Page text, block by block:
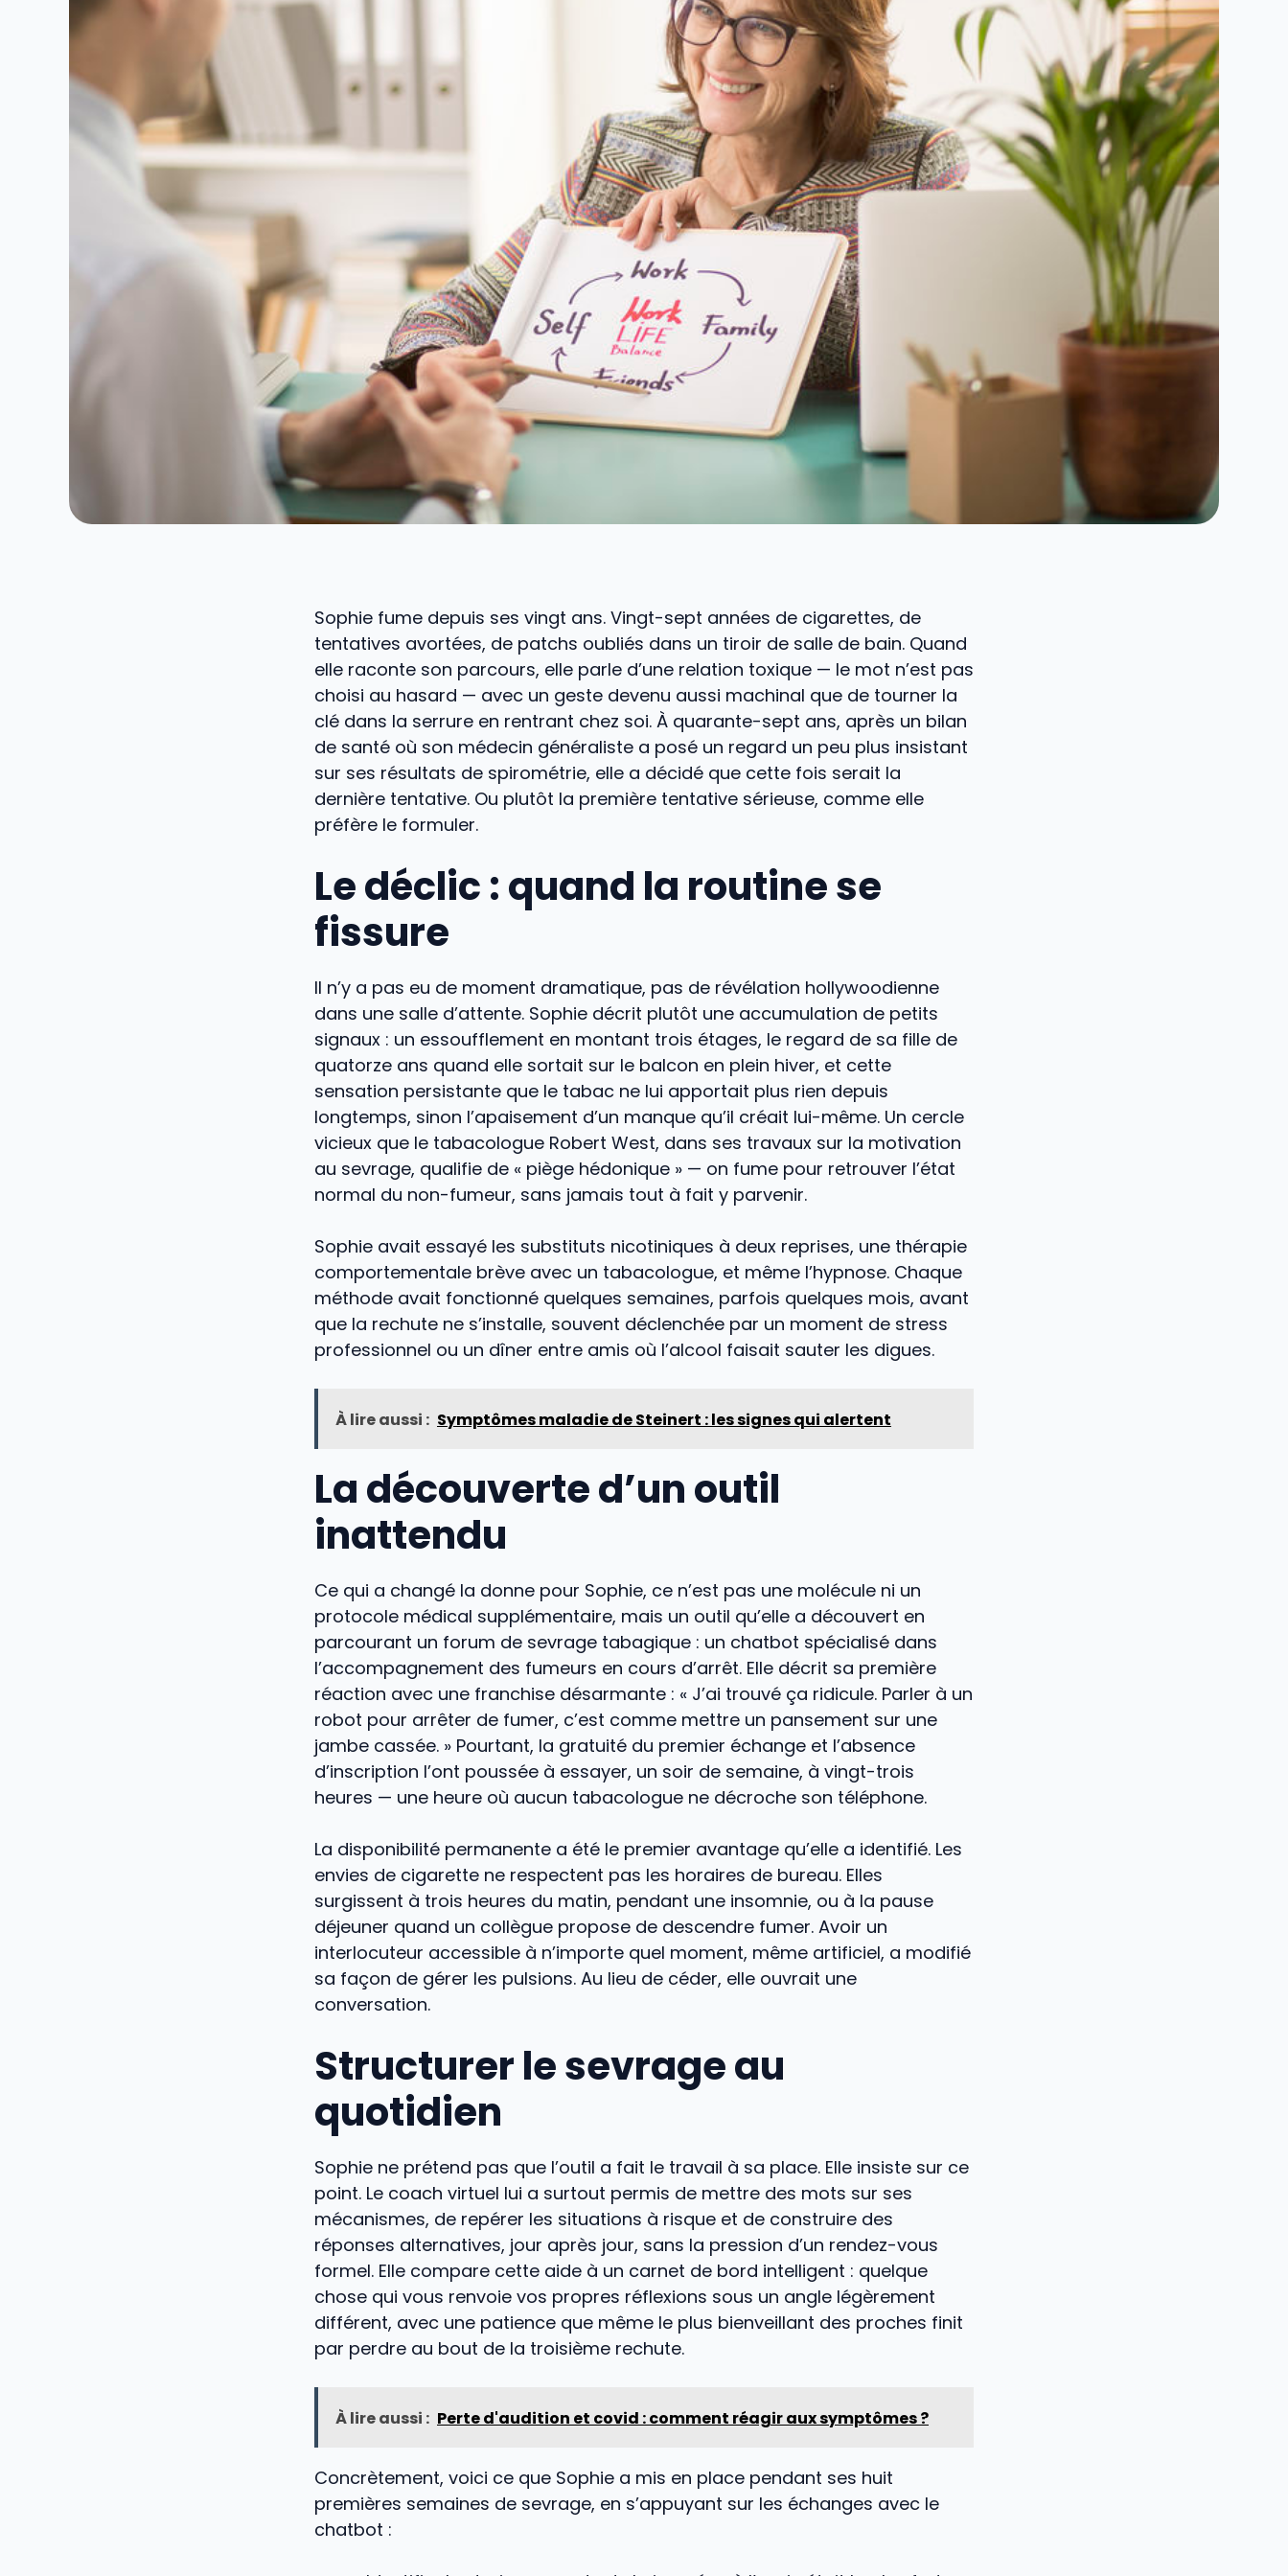
Sophie fume depuis ses vingt ans. Vingt-sept années de cigarettes, de
tentatives avortées, de patchs oubliés dans un tiroir de salle de bain. Quand
elle raconte son parcours, elle parle d’une relation toxique — le mot n’est pas
choisi au hasard — avec un geste devenu aussi machinal que de tourner la
clé dans la serrure en rentrant chez soi. À quarante-sept ans, après un bilan
de santé où son médecin généraliste a posé un regard un peu plus insistant
sur ses résultats de spirométrie, elle a décidé que cette fois serait la
dernière tentative. Ou plutôt la première tentative sérieuse, comme elle
préfère le formuler.
Le déclic : quand la routine se
fissure
Il n’y a pas eu de moment dramatique, pas de révélation hollywoodienne
dans une salle d’attente. Sophie décrit plutôt une accumulation de petits
signaux : un essoufflement en montant trois étages, le regard de sa fille de
quatorze ans quand elle sortait sur le balcon en plein hiver, et cette
sensation persistante que le tabac ne lui apportait plus rien depuis
longtemps, sinon l’apaisement d’un manque qu’il créait lui-même. Un cercle
vicieux que le tabacologue Robert West, dans ses travaux sur la motivation
au sevrage, qualifie de « piège hédonique » — on fume pour retrouver l’état
normal du non-fumeur, sans jamais tout à fait y parvenir.
Sophie avait essayé les substituts nicotiniques à deux reprises, une thérapie
comportementale brève avec un tabacologue, et même l’hypnose. Chaque
méthode avait fonctionné quelques semaines, parfois quelques mois, avant
que la rechute ne s’installe, souvent déclenchée par un moment de stress
professionnel ou un dîner entre amis où l’alcool faisait sauter les digues.
À lire aussi : Symptômes maladie de Steinert : les signes qui alertent
La découverte d’un outil
inattendu
Ce qui a changé la donne pour Sophie, ce n’est pas une molécule ni un
protocole médical supplémentaire, mais un outil qu’elle a découvert en
parcourant un forum de sevrage tabagique : un chatbot spécialisé dans
l’accompagnement des fumeurs en cours d’arrêt. Elle décrit sa première
réaction avec une franchise désarmante : « J’ai trouvé ça ridicule. Parler à un
robot pour arrêter de fumer, c’est comme mettre un pansement sur une
jambe cassée. » Pourtant, la gratuité du premier échange et l’absence
d’inscription l’ont poussée à essayer, un soir de semaine, à vingt-trois
heures — une heure où aucun tabacologue ne décroche son téléphone.
La disponibilité permanente a été le premier avantage qu’elle a identifié. Les
envies de cigarette ne respectent pas les horaires de bureau. Elles
surgissent à trois heures du matin, pendant une insomnie, ou à la pause
déjeuner quand un collègue propose de descendre fumer. Avoir un
interlocuteur accessible à n’importe quel moment, même artificiel, a modifié
sa façon de gérer les pulsions. Au lieu de céder, elle ouvrait une
conversation.
Structurer le sevrage au
quotidien
Sophie ne prétend pas que l’outil a fait le travail à sa place. Elle insiste sur ce
point. Le coach virtuel lui a surtout permis de mettre des mots sur ses
mécanismes, de repérer les situations à risque et de construire des
réponses alternatives, jour après jour, sans la pression d’un rendez-vous
formel. Elle compare cette aide à un carnet de bord intelligent : quelque
chose qui vous renvoie vos propres réflexions sous un angle légèrement
différent, avec une patience que même le plus bienveillant des proches finit
par perdre au bout de la troisième rechute.
À lire aussi : Perte d'audition et covid : comment réagir aux symptômes ?
Concrètement, voici ce que Sophie a mis en place pendant ses huit
premières semaines de sevrage, en s’appuyant sur les échanges avec le
chatbot :